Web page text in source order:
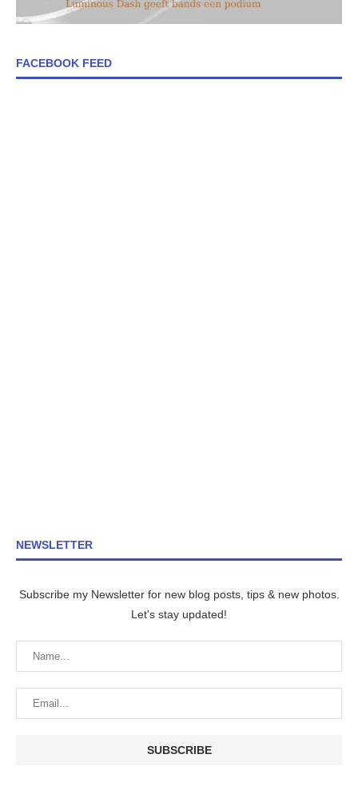
FACEBOOK FEED
NEWSLETTER
Subscribe my Newsletter for new blog posts, tips & new photos.
Let's stay updated!